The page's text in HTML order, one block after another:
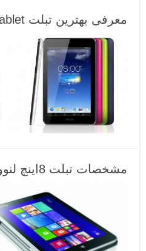
معرفی بهترین تبلت Tablet های سال 2013 بر اساس کاربرد
مشخصات تبلت 8اینچ لنوو میکس 2 Lenovo Miix +عکس